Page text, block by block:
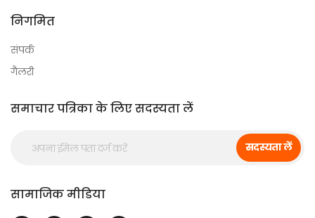
निगमित
संपर्क
गैलरी
समाचार पत्रिका के लिए सदस्यता लें
सदस्यता लें
सामाजिक मीडिया